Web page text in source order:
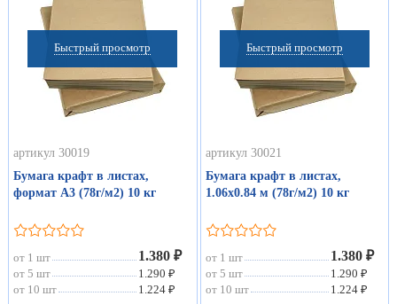
Быстрый просмотр
артикул 30019
Бумага крафт в листах,
формат А3 (78г/м2) 10 кг
от 1 шт 1.380 ₽
от 5 шт
1.290 ₽
от 10 шт
1.224 ₽
Быстрый просмотр
артикул 30021
Бумага крафт в листах,
1.06х0.84 м (78г/м2) 10 кг
от 1 шт 1.380 ₽
от 5 шт
1.290 ₽
от 10 шт
1.224 ₽